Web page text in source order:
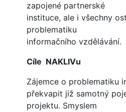
zapojené partnerské
instituce, ale i všechny
problematiku
informačního vzdělávání.
Cíle NAKLIVu
Zájemce o problematiku
překvapit již samotný
projektu. Smyslem